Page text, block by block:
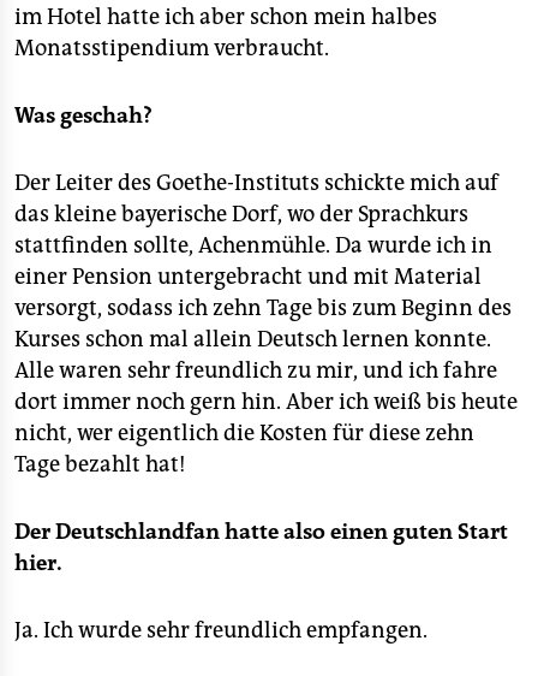
im Hotel hatte ich aber schon mein halbes
Monatsstipendium verbraucht.
Was geschah?
Der Leiter des Goethe-Instituts schickte mich auf
das kleine bayerische Dorf, wo der Sprachkurs
stattfinden sollte, Achenmühle. Da wurde ich in
einer Pension untergebracht und mit Material
versorgt, sodass ich zehn Tage bis zum Beginn des
Kurses schon mal allein Deutsch lernen konnte.
Alle waren sehr freundlich zu mir, und ich fahre
dort immer noch gern hin. Aber ich weiß bis heute
nicht, wer eigentlich die Kosten für diese zehn
Tage bezahlt hat!
Der Deutschlandfan hatte also einen guten Start
hier.
Ja. Ich wurde sehr freundlich empfangen.